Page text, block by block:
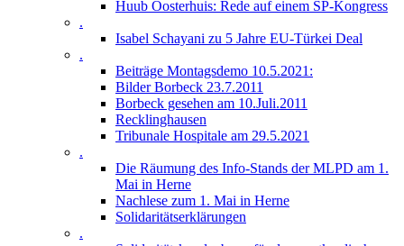
Huub Oosterhuis: Rede auf einem SP-Kongress
.
Isabel Schayani zu 5 Jahre EU-Türkei Deal
.
Beiträge Montagsdemo 10.5.2021:
Bilder Borbeck 23.7.2011
Borbeck gesehen am 10.Juli.2011
Recklinghausen
Tribunale Hospitale am 29.5.2021
.
Die Räumung des Info-Stands der MLPD am 1.
Mai in Herne
Nachlese zum 1. Mai in Herne
Solidaritätserklärungen
.